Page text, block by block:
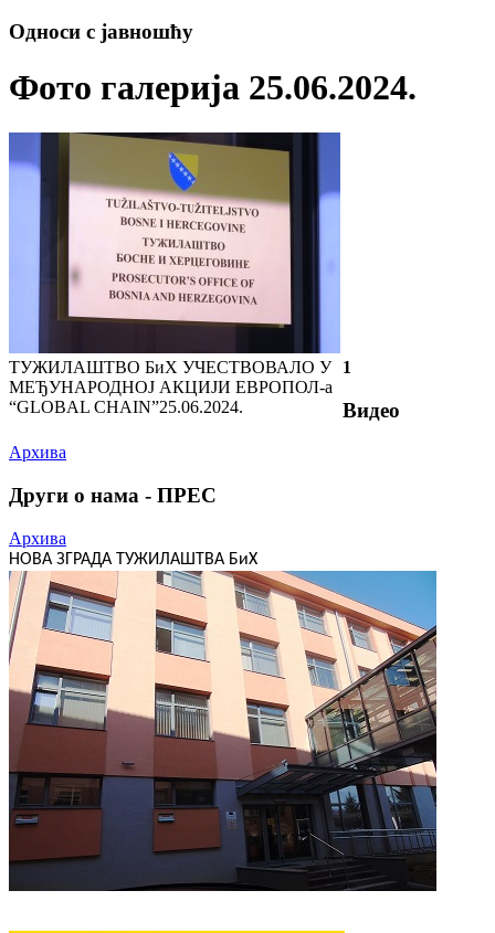
Односи с јавношћу
Фото галерија 25.06.2024.
ТУЖИЛАШТВО БиХ УЧЕСТВОВАЛО У
МЕЂУНАРОДНОЈ АКЦИЈИ ЕВРОПОЛ-а
“GLOBAL CHAIN”25.06.2024.
1
Видео
Архива
Други о нама - ПРЕС
Архива
НОВА ЗГРАДА ТУЖИЛАШТВА БиХ